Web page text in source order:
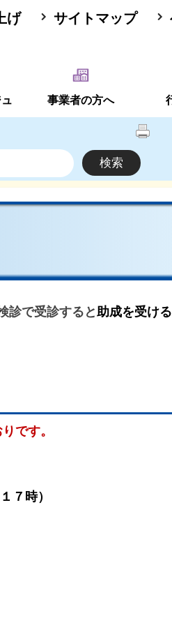
げ サイトマップ
事業者の方へ
診で受診すると助成を受け
です。
７時）